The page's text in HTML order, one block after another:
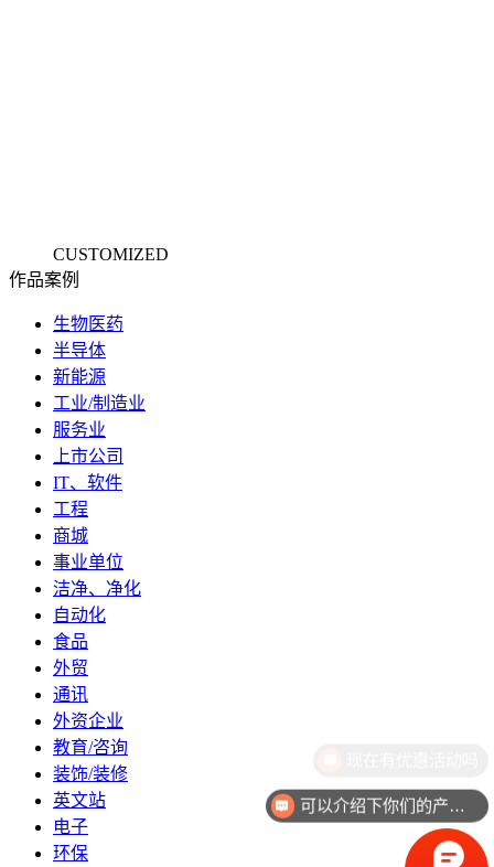
CUSTOMIZED
作品案例
生物医药
半导体
新能源
工业/制造业
服务业
上市公司
IT、软件
工程
商城
事业单位
洁净、净化
自动化
食品
外贸
通讯
外资企业
教育/咨询
装饰/装修
英文站
电子
环保